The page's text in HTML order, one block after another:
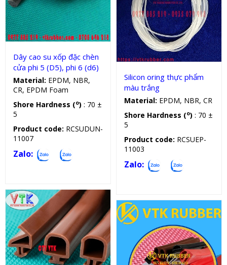
Dây cao su tròn
Dây cao su xốp đặc chèn
cửa phi 5 (D5), phi 6 (d6)
Material: EPDM, NBR,
CR, EPDM Foam
Shore Hardness (o) : 70 ±
5
Product code: RCSUDUN-
11007
Zalo:
Oring silicon
Silicon oring thực phẩm
màu trắng
Material: EPDM, NBR, CR
Shore Hardness (o) : 70 ±
5
Product code: RCSUEP-
11003
Zalo: